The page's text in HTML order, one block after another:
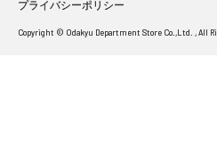
プライバシーポリシー
Copyright © Odakyu Department Store Co.,Ltd. , All